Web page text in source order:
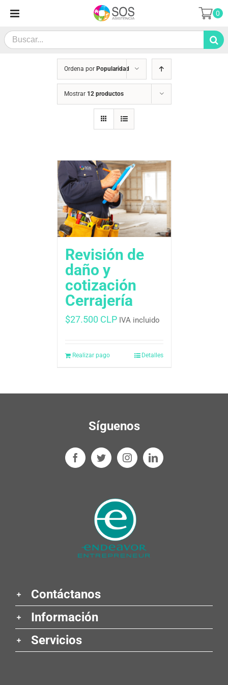
contenido
Search
for:
0
Ordena por Popularidad
Mostrar 12 productos
Revisión de
daño y
cotización
Cerrajería
$27.500 CLP IVA incluido
Realizar pago Detalles
Síguenos
Contáctanos
Información
Servicios